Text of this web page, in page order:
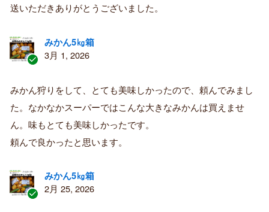
者
送いただきありがとうございました。
証
済
み
購
者
みかん5㎏箱
3月 1, 2026
みかん狩りをして、とても美味しかったので、頼んでみまし
た。なかなかスーパーではこんな大きなみかんは買えませ
ん。味もとても美味しかったです。
頼んで良かったと思います。
みかん5㎏箱
2月 25, 2026